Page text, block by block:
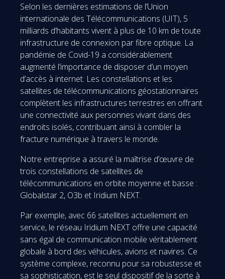
Selon les dernières estimations de l’Union
internationale des Télécommunications (UIT), 5
milliards d’habitants vivent à plus de 10 km de toute
infrastructure de connexion par fibre optique. La
pandémie de Covid-19 a considérablement
augmenté l’importance de disposer d’un moyen
d’accès à internet. Les constellations et les
satellites de télécommunications géostationnaires
complètent les infrastructures terrestres en offrant
une connectivité aux personnes vivant dans des
endroits isolés, contribuant ainsi à combler la
fracture numérique à travers le monde.
Notre entreprise a assuré la maîtrise d’œuvre de
trois constellations de satellites de
télécommunications en orbite moyenne et basse :
Globalstar 2, O3b et Iridium NEXT.
Par exemple, avec 66 satellites actuellement en
service, le réseau Iridium NEXT offre une capacité
sans égal de communication mobile véritablement
globale à bord des véhicules, avions et navires. Ce
système complexe, reconnu pour sa robustesse et
sa sophistication, est le seul dispositif de la sorte à